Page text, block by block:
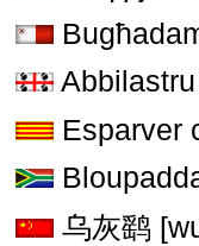
Abbilastru
Esparver
乌灰鹞